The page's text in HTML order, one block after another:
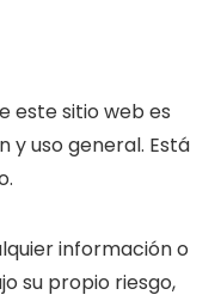
este sitio web es
y uso general. Está
información o
su propio riesgo,